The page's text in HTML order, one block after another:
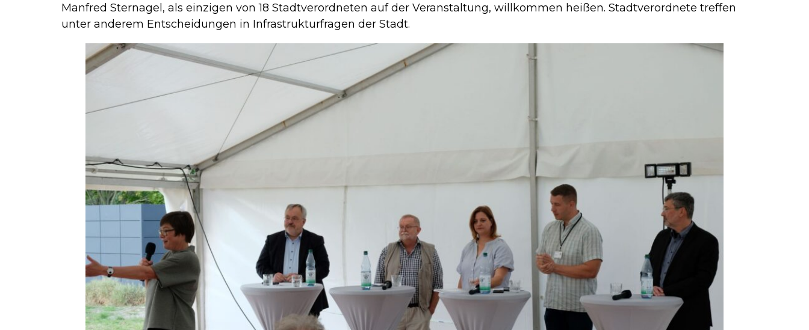
Manfred Sternagel, als einzigen von 18 Stadtverordneten auf der Veranstaltung, willkommen heißen. Stadtverordnete treffen
unter anderem Entscheidungen in Infrastrukturfragen der Stadt.